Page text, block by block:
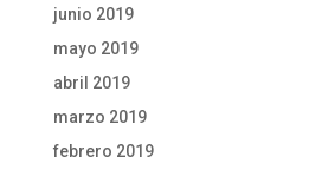
junio 2019
mayo 2019
abril 2019
marzo 2019
febrero 2019